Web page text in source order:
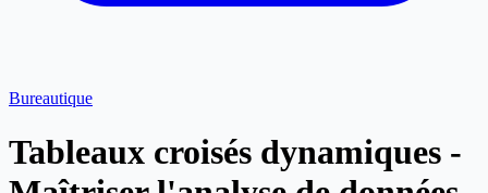
Bureautique
Tableaux croisés dynamiques -